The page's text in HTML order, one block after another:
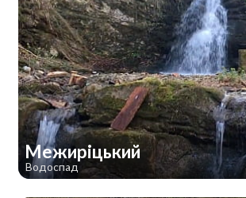
Межиріцький
Водоспад